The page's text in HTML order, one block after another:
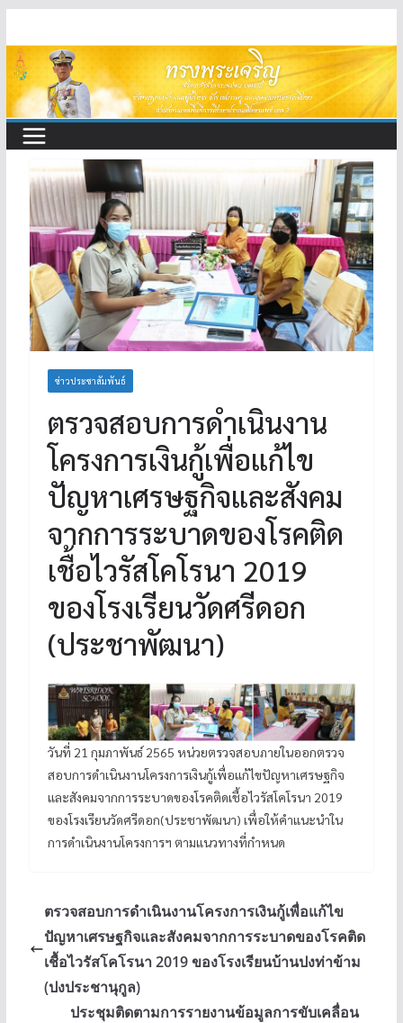
to
content
ข่าวประชาสัมพันธ์
ตรวจสอบการดำเนินงาน
โครงการเงินกู้เพื่อแก้ไข
ปัญหาเศรษฐกิจและสังคม
จากการระบาดของโรคติด
เชื้อไวรัสโคโรนา 2019
ของโรงเรียนวัดศรีดอก
(ประชาพัฒนา)
วันที่ 21 กุมภาพันธ์ 2565 หน่วยตรวจสอบภายในออกตรวจ
สอบการดำเนินงานโครงการเงินกู้เพื่อแก้ไขปัญหาเศรษฐกิจ
และสังคมจากการระบาดของโรคติดเชื้อไวรัสโคโรนา 2019
ของโรงเรียนวัดศรีดอก(ประชาพัฒนา) เพื่อให้คำแนะนำใน
การดำเนินงานโครงการฯ ตามแนวทางที่กำหนด
ตรวจสอบการดำเนินงานโครงการเงินกู้เพื่อแก้ไข
ปัญหาเศรษฐกิจและสังคมจากการระบาดของโรคติด
เชื้อไวรัสโคโรนา 2019 ของโรงเรียนบ้านปงท่าข้าม
(ปงประชานุกูล)
ประชุมติดตามการรายงานข้อมูลการขับเคลื่อน